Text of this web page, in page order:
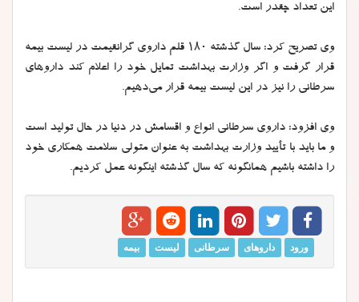
این تعداد چقدر است.
وی تصریح کرد: سال گذشته 180 قلم داروی گرانقیمت در لیست بیمه
قرار گرفت و اگر وزارت بهداشت تمایل خود را اعلام کند داروهای
سرطانی را نیز در این لیست بیمه قرار می‌دهیم.
وی افزود: داروی سرطانی انواع و اقسامش در دنیا در حال تولید است
و ما باید با تأیید وزارت بهداشت به عنوان متولی سلامت همکاری خود
را داشته باشیم همانگونه که سال گذشته اینگونه عمل کردیم.
ورود داروهای سرطانی لیست بیمه